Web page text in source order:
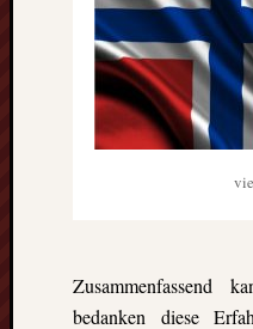
bedanken diese